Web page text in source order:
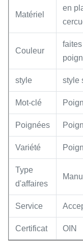
Matériel
en
Couleur
style style
Mot-clé
Poignées
Variété
Type
d'affaires
Service
Certificat OIN